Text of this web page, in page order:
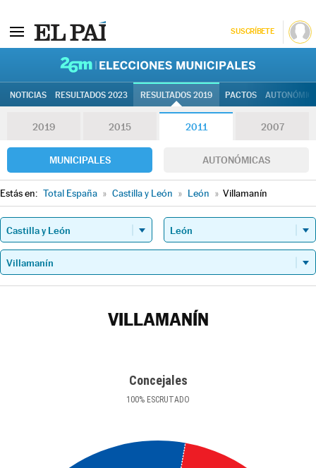
SUSCRÍBETE
NOTICIAS RESULTADOS 2023 RESULTADOS 2019 PACTOS
2019 2015 2011 2007
MUNICIPALES AUTONÓMICAS
Estás en: Total España » Castilla y León » León » Villamanín
VILLAMANÍN
Concejales
100% ESCRUTADO